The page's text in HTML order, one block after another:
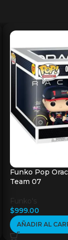
Funko Pop
Team 07
Funko's
$999.00
AÑADIR AL